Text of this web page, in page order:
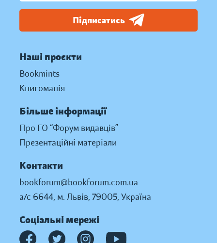
Підписатись
Наші проєкти
Bookmints
Книгоманія
Більше інформації
Про ГО “Форум видавців”
Презентаційні матеріали
Контакти
bookforum@bookforum.com.ua
а/с 6644, м. Львів, 79005, Україна
Соціальні мережі